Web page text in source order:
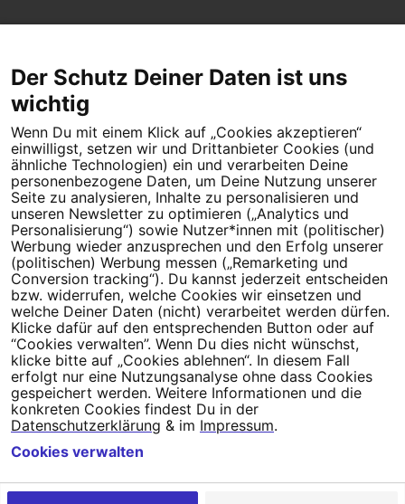
Dein Engagement macht den Unterschied. Schließe Dich 4,5
Millionen Menschen an.
Newsletter bestellen
Campact e.V.
IBAN DE95 2‍5‍1‍2 0‍5‍1‍0 6‍9‍8‍0 0‍0‍0‍0 0‍0
SozialBank
Direkt online spenden
NewsletterHilfe und
FAQKontakt DatenschutzImpressumCookie Einstellungen
Der Schutz Deiner Daten ist uns
wichtig
Wenn Du mit einem Klick auf „Cookies akzeptieren“
einwilligst, setzen wir und Drittanbieter Cookies (und
ähnliche Technologien) ein und verarbeiten Deine
personenbezogene Daten, um Deine Nutzung unserer
Seite zu analysieren, Inhalte zu personalisieren und
unseren Newsletter zu optimieren („Analytics und
Personalisierung“) sowie Nutzer*innen mit (politischer)
Werbung wieder anzusprechen und den Erfolg unserer
(politischen) Werbung messen („Remarketing und
Conversion tracking“). Du kannst jederzeit entscheiden
bzw. widerrufen, welche Cookies wir einsetzen und
welche Deiner Daten (nicht) verarbeitet werden dürfen.
Klicke dafür auf den entsprechenden Button oder auf
“Cookies verwalten”. Wenn Du dies nicht wünschst,
klicke bitte auf „Cookies ablehnen“. In diesem Fall
erfolgt nur eine Nutzungsanalyse ohne dass Cookies
gespeichert werden. Weitere Informationen und die
konkreten Cookies findest Du in der
Datenschutzerklärung & im Impressum.
Cookies verwalten